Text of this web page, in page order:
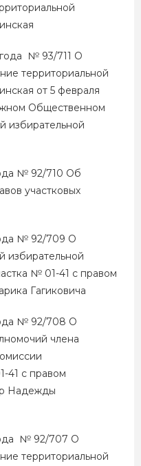
№ 93/711 О
территориальной
от 5 февраля
Общественном
избирательной
№ 92/710 Об
участковых
№ 92/709 О
избирательной
№ 01-41 с правом
Гагиковича
№ 92/708 О
члена
41 с правом
Надежды
№ 92/707 О
территориальной